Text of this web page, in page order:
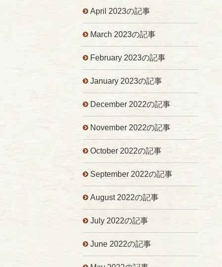
April 2023の記事
March 2023の記事
February 2023の記事
January 2023の記事
December 2022の記事
November 2022の記事
October 2022の記事
September 2022の記事
August 2022の記事
July 2022の記事
June 2022の記事